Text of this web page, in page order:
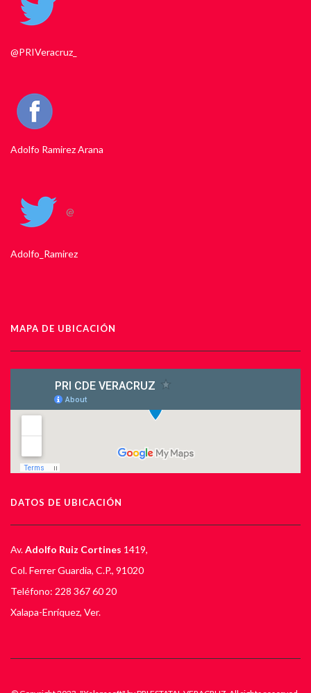
@PRIVeracruz_
Adolfo Ramirez Arana
@
Adolfo_Ramirez
MAPA DE UBICACIÓN
DATOS DE UBICACIÓN
Av.Adolfo Ruiz Cortines 1419,
Col. Ferrer Guardia, C.P., 91020
Teléfono: 228 367 60 20
Xalapa-Enríquez, Ver.